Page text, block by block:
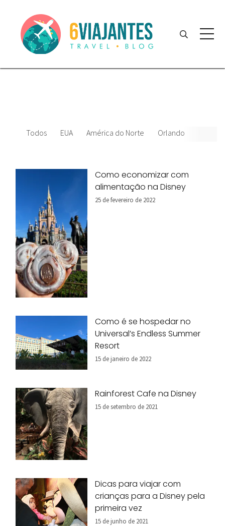
Todos EUA América do Norte Orlando
Como economizar com
alimentação na Disney
25 de fevereiro de 2022
Como é se hospedar no
Universal’s Endless Summer
Resort
15 de janeiro de 2022
Rainforest Cafe na Disney
15 de setembro de 2021
Dicas para viajar com
crianças para a Disney pela
primeira vez
15 de junho de 2021